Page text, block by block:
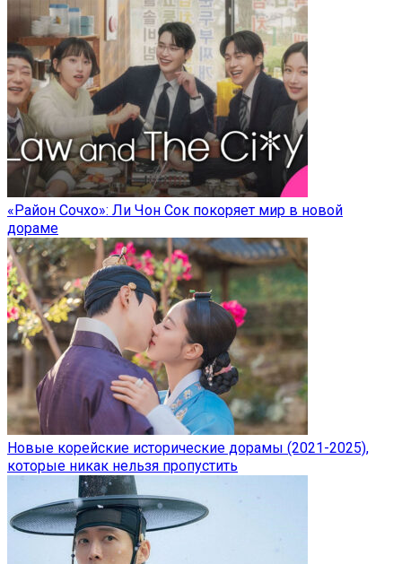
«Район Сочхо»: Ли Чон Сок покоряет мир в новой
дораме
Новые корейские исторические дорамы (2021-2025),
которые никак нельзя пропустить